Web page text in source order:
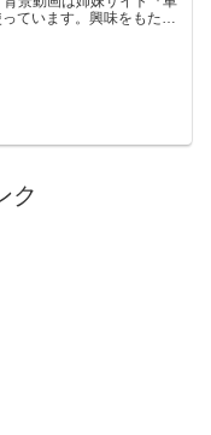
ています。興味をもたれ
ク